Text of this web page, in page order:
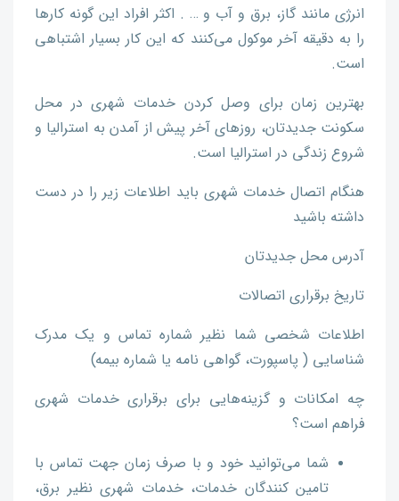
انرژی مانند گاز، برق و آب و … . اکثر افراد این گونه کارها
را به دقیقه آخر موکول می‌کنند که این کار بسیار اشتباهی
است.
بهترین زمان برای وصل کردن خدمات شهری در محل
سکونت جدیدتان، روزهای آخر پیش از آمدن به استرالیا و
شروع زندگی در استرالیا است.
هنگام اتصال خدمات شهری باید اطلاعات زیر را در دست
داشته باشید
آدرس محل جدیدتان
تاریخ برقراری اتصالات
اطلاعات شخصی شما نظیر شماره تماس و یک مدرک
شناسایی ( پاسپورت، گواهی نامه یا شماره بیمه)
چه امکانات و گزینه‌هایی برای برقراری خدمات شهری
فراهم است؟
شما می‌توانید خود و با صرف زمان جهت تماس با
تامین کنندگان خدمات، خدمات شهری نظیر برق،